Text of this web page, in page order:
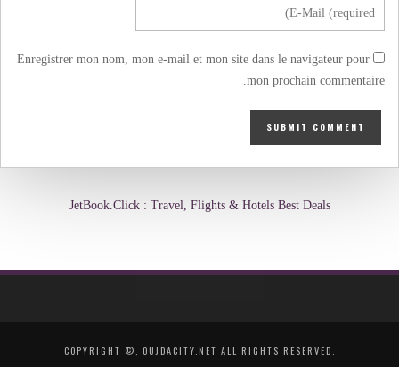
Enregistrer mon nom, mon e-mail et mon site dans le navigateur pour
mon prochain commentaire.
JetBook.Click : Travel, Flights & Hotels Best Deals
COPYRIGHT ©, OUJDACITY.NET ALL RIGHTS RESERVED.